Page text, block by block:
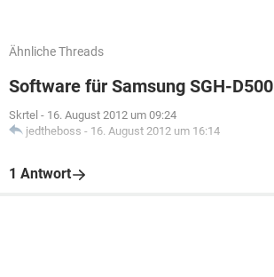
Ähnliche Threads
Software für Samsung SGH-D500
Skrtel - 16. August 2012 um 09:24
jedtheboss - 16. August 2012 um 16:14
1 Antwort